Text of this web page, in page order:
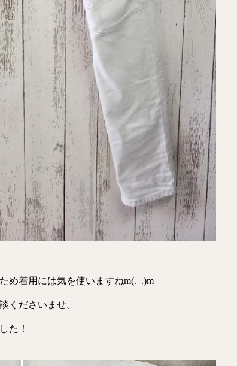
め着用には気を使いますねm(._.)m
くださいませ。
た！